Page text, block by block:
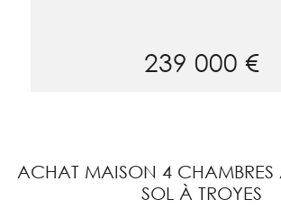
239 000 €
ACHAT MAISON 4 CHAMBRES
SOL À TROYES